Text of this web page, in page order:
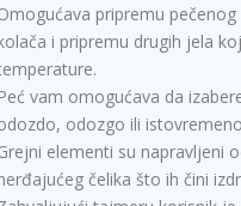
pripremu
i pripremu drugih jela
Peć vam omogućava da
odozgo ili
elementi su napravljeni
čelika što ih čini